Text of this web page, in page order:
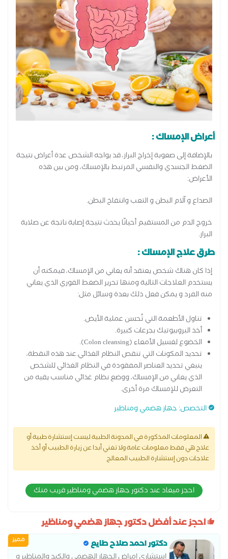
أعراض الإمساك :
بالإضافة إلى صعوبة إخراج البراز، قد يواجه الشخص عدة أعراض نتيجة
الضغط الجسدي والنفسي المرتبط بالإمساك، ومن بين هذه
الأعراض:
الصداع و آلام البطن و التعب وانتفاخ البطن.
خروج الدم من المستقيم أحيانًا يحدث نتيجة إصابة ناتجة عن صلابة
البراز.
طرق علاج الإمساك :
إذا كان هناك شخص يعتقد أنه يعاني من الإمساك، فيمكنه أن
يستخدم العلاجات التالية ومنها تحرير الضغط الفوري الذي يعاني
منه الفرد و يمكن فعل ذلك بعدة وسائل مثل:
تناول الأطعمة التي تُحسن عملية الأيض.
أخذ البروبيوتيك بجرعات كبيرة.
الخضوع لغسيل الأمعاء (Colon cleansing).
تحديد المكونات التي تنقص النظام الغذائي.عند هذه النقطة،
ينبغي تحديد العناصر المفقودة في النظام الغذائي للشخص
الذي يعاني من الإمساك، ووضع نظام غذائي مناسب يقيه من
التعرض للإمساك مرة أخرى.
التخصص: جهاز هضمي ومناظير
المعلومات المذكورة في المدونة الطبية ليست إستشارة طبية أو
علاج هي فقط معلومات عامة ولا تغني أبدا عن زيارة الطبيب أو أخذ
علاجات دون إستشارة الطبيب المعالج
احجز ميعاد عند دكتور جهاز هضمي ومناظير قريب منك
احجز عند أفضل دكتور جهاز هضمي ومناظير
مميز دكتور احمد صلاح طايع